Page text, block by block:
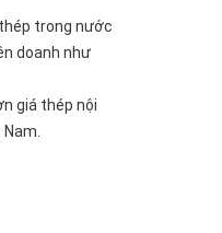
trong nước
doanh như
giá thép nội